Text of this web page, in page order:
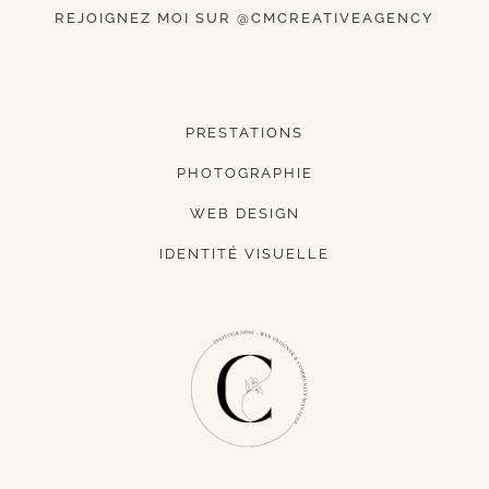
REJOIGNEZ MOI SUR @CMCREATIVEAGENCY
PRESTATIONS
PHOTOGRAPHIE
WEB DESIGN
IDENTITÉ VISUELLE